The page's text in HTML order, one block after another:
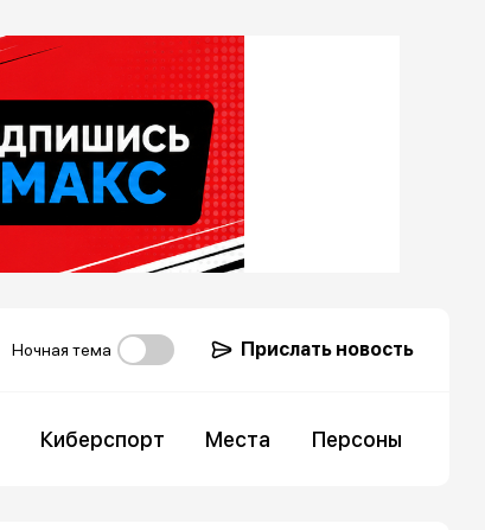
Ночная тема Прислать новость
Киберспорт Места Персоны